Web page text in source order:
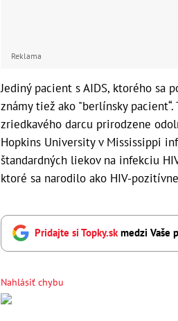
Reklama
Jediný pacient s AIDS, ktorého sa
známy tiež ako "berlínsky
zriedkavého darcu prirodzene
Hopkins University v Mississippi
štandardných liekov na infekciu
ktoré sa narodilo ako HIV-
Pridajte si Topky.skmedzi Vaše
Nahlásiť chybu